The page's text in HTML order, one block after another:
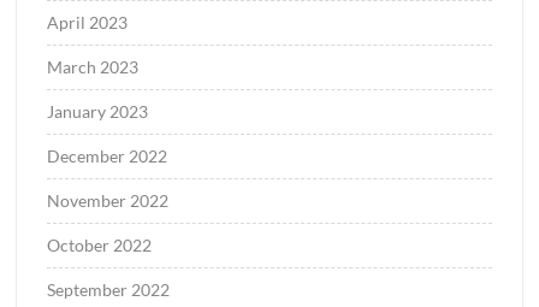
April 2023
March 2023
January 2023
December 2022
November 2022
October 2022
September 2022